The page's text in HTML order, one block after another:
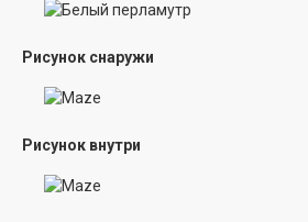
Рисунок снаружи
Рисунок внутри